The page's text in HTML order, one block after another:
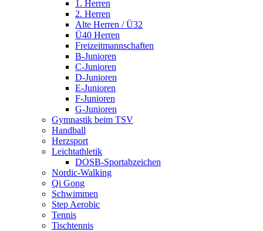
1. Herren
2. Herren
Alte Herren / Ü32
Ü40 Herren
Freizeitmannschaften
B-Junioren
C-Junioren
D-Junioren
E-Junioren
F-Junioren
G-Junioren
Gymnastik beim TSV
Handball
Herzsport
Leichtathletik
DOSB-Sportabzeichen
Nordic-Walking
Qi Gong
Schwimmen
Step Aerobic
Tennis
Tischtennis